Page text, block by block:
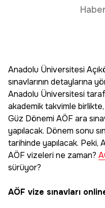
Anadolu Üniversitesi
sınavlarının detaylarına
Anadolu Üniversitesi
akademik takvimle
Güz Dönemi AÖF ara
yapılacak. Dönem sonu
tarihinde yapılacak. Peki,
AÖF vizeleri ne zaman?
sürüyor?
AÖF vize sınavları